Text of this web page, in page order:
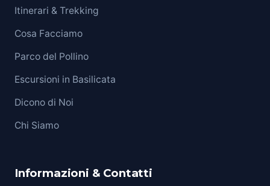
Itinerari & Trekking
Cosa Facciamo
Parco del Pollino
Escursioni in Basilicata
Dicono di Noi
Chi Siamo
Informazioni & Contatti